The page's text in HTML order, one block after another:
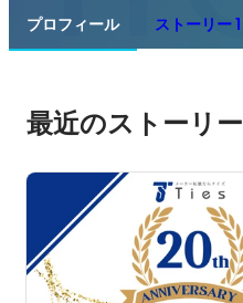
プロフィール ストーリー 1
最近のストーリー